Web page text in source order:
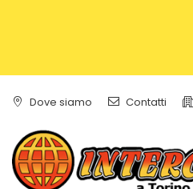
Dove siamo Contatti